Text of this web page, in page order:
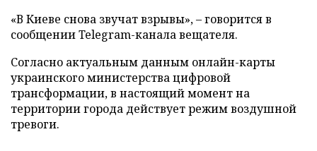
«В Киеве снова звучат взрывы», – говорится в
сообщении Telegram-канала вещателя.
Согласно актуальным данным онлайн-карты
украинского министерства цифровой
трансформации, в настоящий момент на
территории города действует режим воздушной
тревоги.